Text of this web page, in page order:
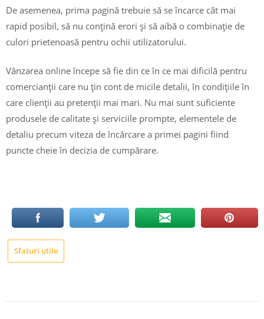
De asemenea, prima pagină trebuie să se încarce cât mai
rapid posibil, să nu conțină erori și să aibă o combinație de
culori prietenoasă pentru ochii utilizatorului.
Vânzarea online începe să fie din ce în ce mai dificilă pentru
comercianții care nu țin cont de micile detalii, în condițiile în
care clienții au pretenții mai mari. Nu mai sunt suficiente
produsele de calitate și serviciile prompte, elementele de
detaliu precum viteza de încărcare a primei pagini fiind
puncte cheie în decizia de cumpărare.
Sfaturi utile